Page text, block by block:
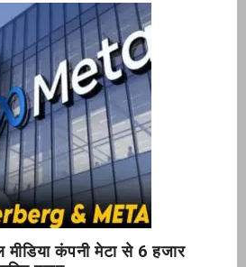
मीडिया कंपनी मेटा से 6 हजार